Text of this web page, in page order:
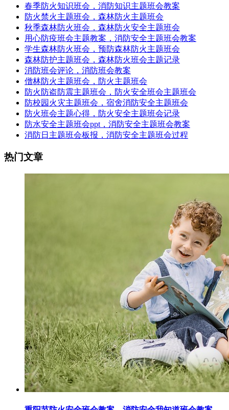
春季防火知识班会，消防知识主题班会教案
防火禁火主题班会，森林防火主题班会
秋季森林防火班会，森林防火安全主题班会
用心防疫班会主题教案，消防安全主题班会教案
学生森林防火班会，预防森林防火主题班会
森林防护主题班会，森林防火班会主题记录
消防班会评论，消防班会教案
僧林防火主题班会，防火主题班会
防火防盗防震主题班会，防火安全班会主题班会
防校园火灾主题班会，宿舍消防安全主题班会
防火班会主题心得，防火安全主题班会记录
防水安全主题班会ppt，消防安全主题班会教案
消防日主题班会板报，消防安全主题班会过程
热门文章